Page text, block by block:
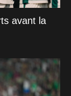
avant la